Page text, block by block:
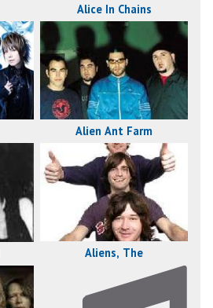
Alice In Chains
Alien Ant Farm
Aliens, The